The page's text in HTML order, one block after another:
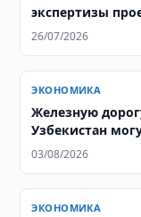
экспертизы
26/07/2026
ЭКОНОМИКА
Железную
Узбекистан
03/08/2026
ЭКОНОМИКА